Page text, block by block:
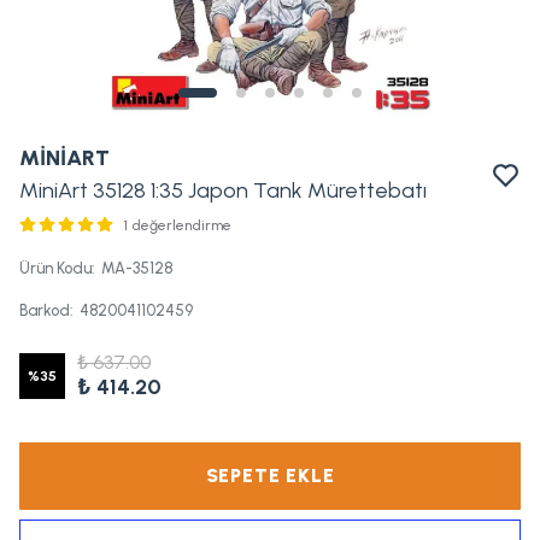
MİNİART
MiniArt 35128 1:35 Japon Tank Mürettebatı
1 değerlendirme
Ürün Kodu: MA-35128
Barkod: 4820041102459
%35
₺ 637.00
₺ 414.20
SEPETE EKLE